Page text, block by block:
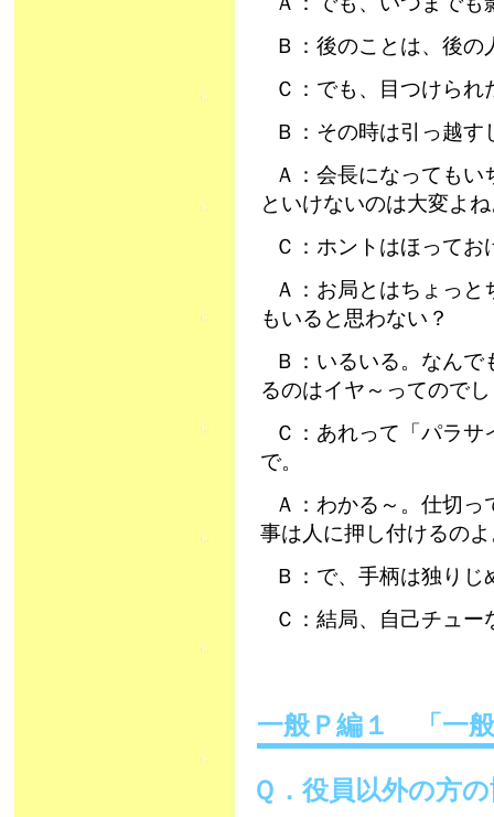
Ｂ：後のことは、後
Ｃ：でも、目つけら
Ｂ：その時は引っ越す
Ａ：会長になっても
といけないのは大変よ
Ｃ：ホントはほって
Ａ：お局とはちょっ
もいると思わない？
Ｂ：いるいる。なん
るのはイヤ～ってので
Ｃ：あれって「パラ
で。
Ａ：わかる～。仕切
事は人に押し付けるの
Ｂ：で、手柄は独りじ
Ｃ：結局、自己チュ
一般Ｐ編１ 「
Ｑ．役員以外の方